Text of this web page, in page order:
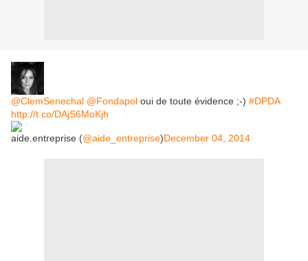
@ClemSenechal @Fondapol oui de toute évidence ;-) #DPDA
http://t.co/DAjS6MoKjh
aide.entreprise (@aide_entreprise)December 04, 2014